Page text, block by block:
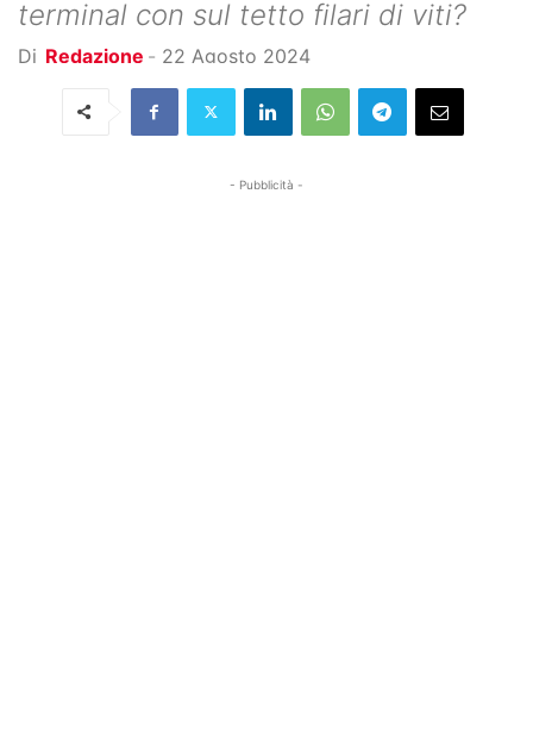
terminal con sul tetto filari di viti?
Di Redazione - 22 Agosto 2024
- Pubblicità -